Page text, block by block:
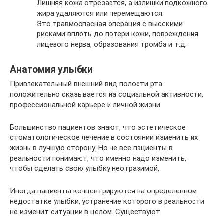
Лишняя кожа отрезается, а излишки подкожного
жира удаляются или перемещаются.
Это травмоопасная операция с высокими
рисками вплоть до потери кожи, повреждения
лицевого нерва, образования тромба и т.д.
Анатомия улыбки
Привлекательный внешний вид полости рта
положительно сказывается на социальной активности,
профессиональной карьере и личной жизни.
Большинство пациентов знают, что эстетическое
стоматологическое лечение в состоянии изменить их
жизнь в лучшую сторону. Но не все пациенты в
реальности понимают, что именно надо изменить,
чтобы сделать свою улыбку неотразимой.
Иногда пациенты концентрируются на определенном
недостатке улыбки, устранение которого в реальности
не изменит ситуации в целом. Существуют